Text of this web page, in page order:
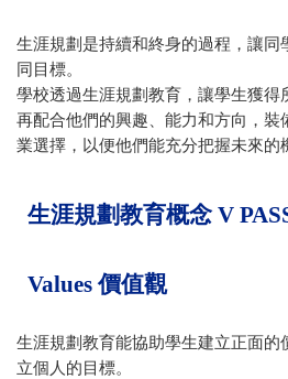
生涯規劃是持續和終身的過程，讓同
同目標。
學校透過生涯規劃教育，讓學生獲得
再配合他們的興趣、能力和方向，裝
業選擇，以便他們能充分把握未來的
生涯規劃教育概念 V
Values 價值觀
生涯規劃教育能協助學生建立正面的
立個人的目標。